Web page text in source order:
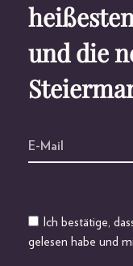
und die
Ich bestätige,
gelesen habe und